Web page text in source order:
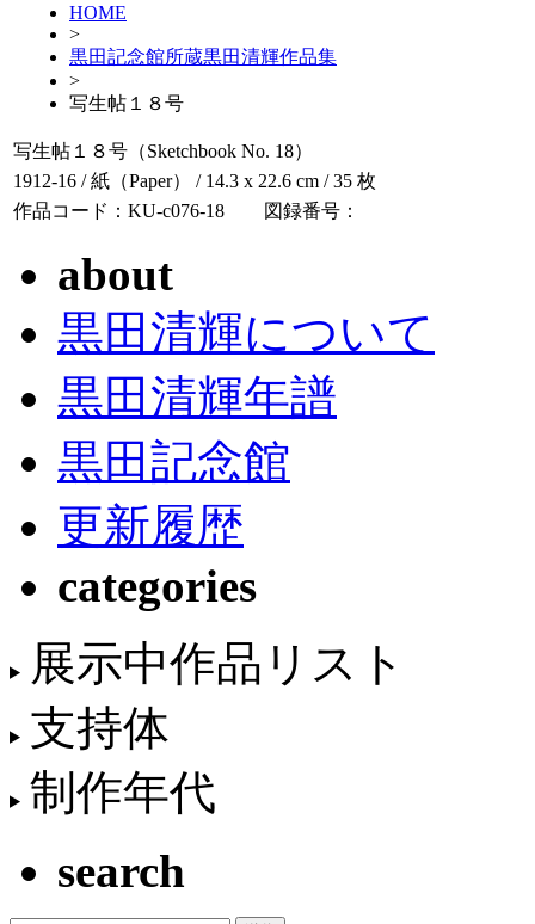
HOME
>
黒田記念館所蔵黒田清輝作品集
>
写生帖１８号
写生帖１８号（Sketchbook No. 18）
1912-16 / 紙（Paper） / 14.3 x 22.6 cm / 35 枚
作品コード：KU-c076-18
図録番号：
about
黒田清輝について
黒田清輝年譜
黒田記念館
更新履歴
categories
展示中作品リスト
支持体
制作年代
search